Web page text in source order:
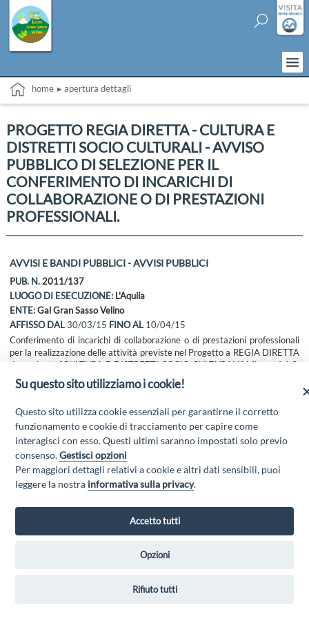
home ▸ apertura dettagli
PROGETTO REGIA DIRETTA - CULTURA E
DISTRETTI SOCIO CULTURALI - AVVISO
PUBBLICO DI SELEZIONE PER IL
CONFERIMENTO DI INCARICHI DI
COLLABORAZIONE O DI PRESTAZIONI
PROFESSIONALI.
AVVISI E BANDI PUBBLICI - AVVISI PUBBLICI
PUB. N. 2011/137
LUOGO DI ESECUZIONE: L'Aquila
ENTE:Gal Gran Sasso Velino
AFFISSO DAL30/03/15 FINO AL 10/04/15
Conferimento di incarichi di collaborazione o di prestazioni professionali
per la realizzazione delle attività previste nel Progetto a REGIA DIRETTA
denominato "CULTURA E DISTRETTI SOCIO CULTURALI" Misura 4.1.3.
az. 3.m.2
Scarica l'allegato
GAL GRAN SASSO VELINO - Via Mulino di Pile, 27, 67100 L'Aquila AQ
Privacy Policy
Su questo sito utilizziamo i cookie!
Questo sito utilizza cookie essenziali per garantirne il corretto
funzionamento e cookie di tracciamento per capire come
interagisci con esso. Questi ultimi saranno impostati solo previo
consenso.Gestisci opzioni
Per maggiori dettagli relativi a cookie e altri dati sensibili, puoi
leggere la nostra informativa sulla privacy.
Accetto tutti
Opzioni
Rifiuto tutti